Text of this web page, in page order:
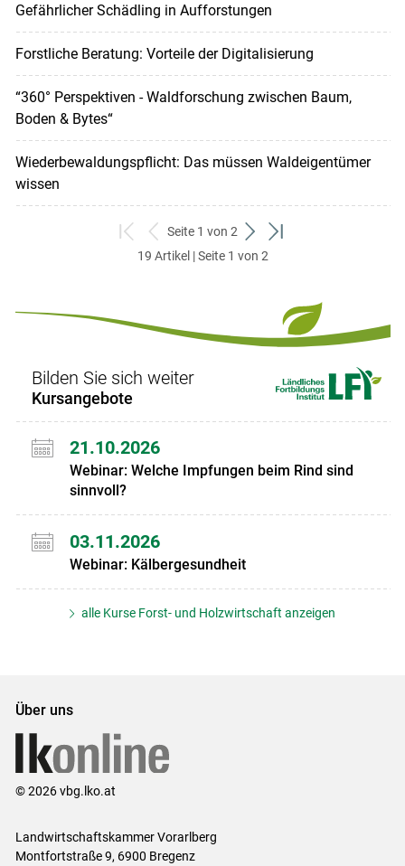
Gefährlicher Schädling in Aufforstungen
Forstliche Beratung: Vorteile der Digitalisierung
“360° Perspektiven - Waldforschung zwischen Baum,
Boden & Bytes“
Wiederbewaldungspflicht: Das müssen Waldeigentümer
wissen
zum
ersten
zurück
zum
Seite 1 von 2
weiter
zum
zum
19 Artikel | Seite 1 von 2
Bilden Sie sich weiter
Kursangebote
21.10.2026
Webinar: Welche Impfungen beim Rind sind
sinnvoll?
03.11.2026
Webinar: Kälbergesundheit
alle Kurse Forst- und Holzwirtschaft anzeigen
Über uns
© 2026 vbg.lko.at
Landwirtschaftskammer Vorarlberg
Montfortstraße 9, 6900 Bregenz